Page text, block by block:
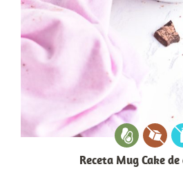
Receta Mug Cake